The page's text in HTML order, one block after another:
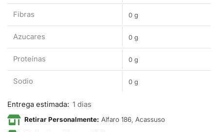
Fibras 0 g
Azucares 0 g
Proteínas 0 g
Sodio 0 g
Entrega estimada: 1 dias
Retirar Personalmente: Alfaro 186, Acassuso